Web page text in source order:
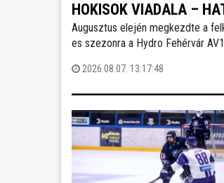
HOKISOK VIADALA –
MEG A VOLÁN-
Augusztus elején megkezdte a
es szezonra a Hydro Fehérvár
legjobb teljesítményt nyújtó
2026.08.07. 13:17:48